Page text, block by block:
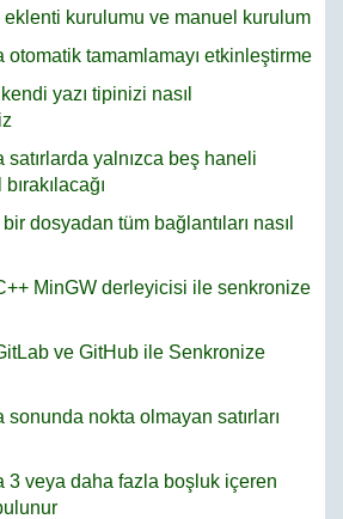
eklenti kurulumu ve manuel kurulum
otomatik tamamlamayı etkinleştirme
yazı tipinizi nasıl
satırlarda yalnızca beş haneli
dosyadan tüm bağlantıları nasıl
MinGW derleyicisi ile senkronize
ve GitHub ile Senkronize
sonunda nokta olmayan satırları
3 veya daha fazla boşluk içeren